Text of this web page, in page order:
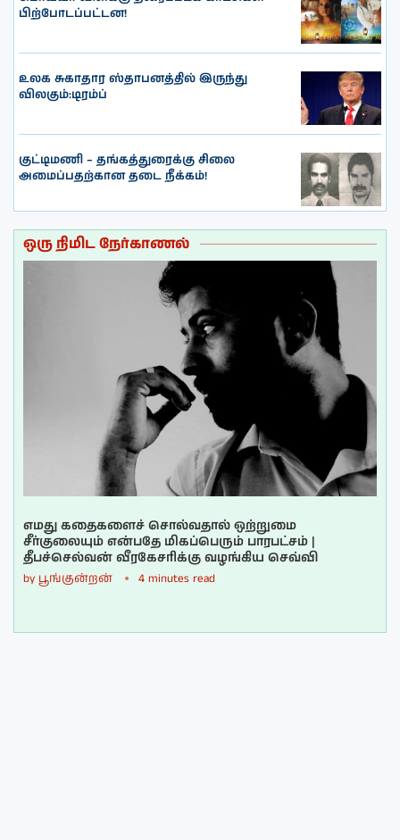
பிற்போடப்பட்டன!
உலக சுகாதார ஸ்தாபனத்தில் இருந்து
விலகும்:டிரம்ப்
குட்டிமணி – தங்கத்துரைக்கு சிலை
அமைப்பதற்கான தடை நீக்கம்!
ஒரு நிமிட நேர்காணல்
எமது கதைகளைச் சொல்வதால் ஒற்றுமை
சீர்குலையும் என்பதே மிகப்பெரும் பாரபட்சம் |
தீபச்செல்வன் வீரகேசரிக்கு வழங்கிய செவ்வி
by பூங்குன்றன் 4 minutes read